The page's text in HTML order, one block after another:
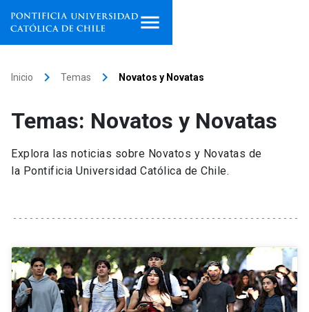
Facultades, escuelas e
institutos
Internacionalización launch
Extensión
Vinculación
Inicio keyboard_arrow_right Temas keyboard_arrow_right Novatos y Novatas
Temas: Novatos y Novatas
Explora las noticias sobre Novatos y Novatas de
la Pontificia Universidad Católica de Chile.